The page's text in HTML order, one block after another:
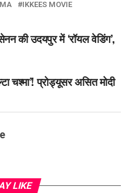
IKKEES MOVIE
की उदयपुर में ‘रॉयल वेडिंग’,
चश्मा’! प्रोड्यूसर असित मोदी
LIKE